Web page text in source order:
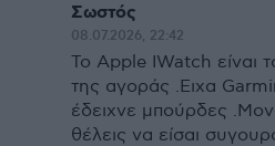
Σωστός
08.07.2026, 22:42
Το Apple IWatch είναι
της αγοράς .Ειχα
έδειχνε μπούρδες
θέλεις να είσαι